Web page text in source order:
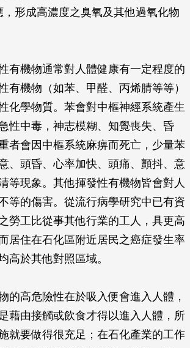
形成高濃度之臭氧及其他過氧化物
有機物通常對人體健康有一定程度的
有機物（如苯、甲醛、丙烯腈等等）
化學物質。苯會對中樞神經系統產生
性中毒，神志模糊、知覺喪失、昏
者會因中樞系統麻痹而死亡，少量苯
、頭昏、心率加快、頭痛、顫抖、意
等現象。其他揮發性有機物皆會對人
等的傷害。從流行病學研究中已有資
勞工比從事其他行業的工人，具更高
居住在石化區附近居民之癌症發生率
高於其他對照區域。
的高危險性在於吸入便會進入人體，
藉由接觸或飲食才得以進入人體，所
就要做得很充足；在石化產業的工作